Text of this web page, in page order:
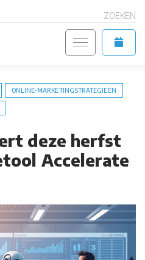
ZOEKEN
ONLINE-MARKETINGSTRATEGIEËN
deze herfst
Accelerate